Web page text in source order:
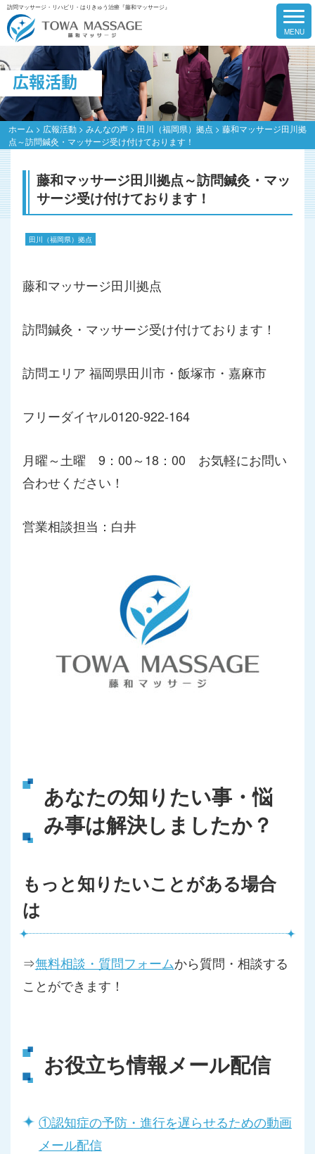
訪問マッサージ・リハビリ・はりきゅう治療『藤和マッサージ』
広報活動
ホーム > 広報活動> みんなの声> 田川（福岡県）拠点 > 藤和マッサージ田川拠
点～訪問鍼灸・マッサージ受け付けております！
藤和マッサージ田川拠点～訪問鍼灸・マッ
サージ受け付けております！
田川（福岡県）拠点
藤和マッサージ田川拠点
訪問鍼灸・マッサージ受け付けております！
訪問エリア 福岡県田川市・飯塚市・嘉麻市
フリーダイヤル0120-922-164
月曜～土曜 9：00～18：00 お気軽にお問い
合わせください！
営業相談担当：白井
あなたの知りたい事・悩
み事は解決しましたか？
もっと知りたいことがある場合
は
⇒無料相談・質問フォームから質問・相談する
ことができます！
お役立ち情報メール配信
①認知症の予防・進行を遅らせるための動画
メール配信